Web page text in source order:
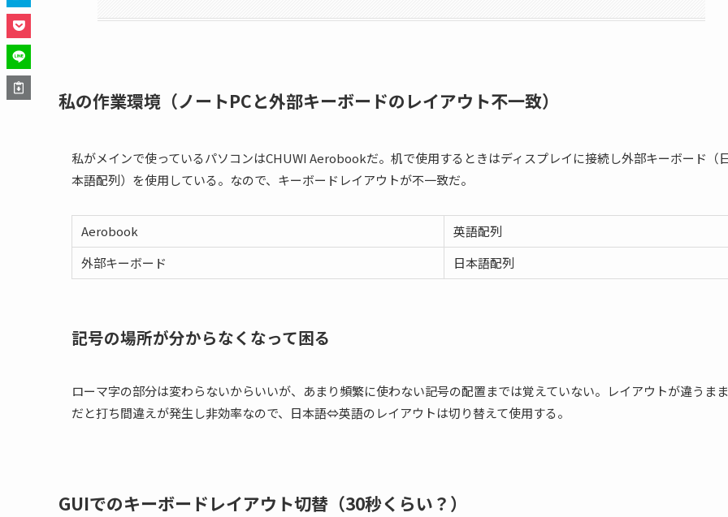
私の作業環境（ノートPCと外部キーボードのレイアウト不一致）
私がメインで使っているパソコンはCHUWI Aerobookだ。机で使用するときはディスプレイに接続し外部キーボード（
本語配列）を使用している。なので、キーボードレイアウトが不一致だ。
Aerobook
英語配列
外部キーボード
日本語配列
記号の場所が分からなくなって困る
ローマ字の部分は変わらないからいいが、あまり頻繁に使わない記号の配置までは覚えていない。レイアウトが違うまま
だと打ち間違えが発生し非効率なので、日本語⇔英語のレイアウトは切り替えて使用する。
GUIでのキーボードレイアウト切替（30秒くらい？）